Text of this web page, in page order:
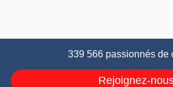
339 566 passionnés de
Rejoignez-